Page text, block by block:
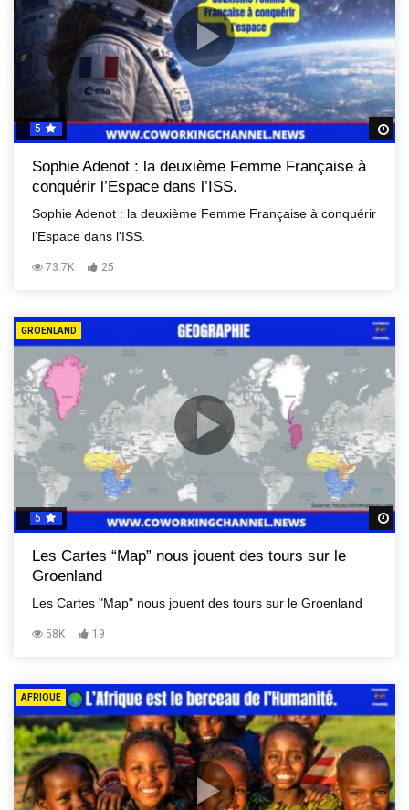
5
Sophie Adenot : la deuxième Femme Française à
conquérir l’Espace dans l’ISS.
Sophie Adenot : la deuxième Femme Française à conquérir
l’Espace dans l'ISS.
73.7K 25
GROENLAND
5
Les Cartes “Map” nous jouent des tours sur le
Groenland
Les Cartes "Map" nous jouent des tours sur le Groenland
58K 19
AFRIQUE